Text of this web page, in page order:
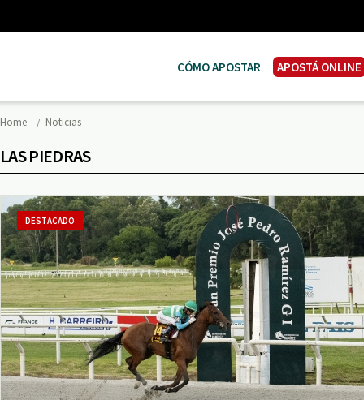
CÓMO APOSTAR APOSTÁ ONLINE
Home Noticias
LAS PIEDRAS
DESTACADO